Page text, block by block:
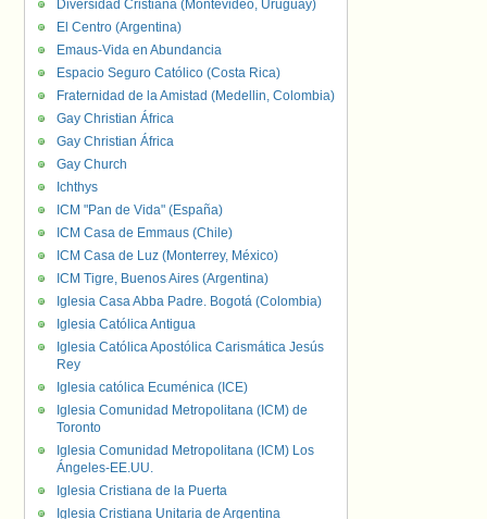
Diversidad Cristiana (Montevideo, Uruguay)
El Centro (Argentina)
Emaus-Vida en Abundancia
Espacio Seguro Católico (Costa Rica)
Fraternidad de la Amistad (Medellin, Colombia)
Gay Christian África
Gay Christian África
Gay Church
Ichthys
ICM "Pan de Vida" (España)
ICM Casa de Emmaus (Chile)
ICM Casa de Luz (Monterrey, México)
ICM Tigre, Buenos Aires (Argentina)
Iglesia Casa Abba Padre. Bogotá (Colombia)
Iglesia Católica Antigua
Iglesia Católica Apostólica Carismática Jesús
Rey
Iglesia católica Ecuménica (ICE)
Iglesia Comunidad Metropolitana (ICM) de
Toronto
Iglesia Comunidad Metropolitana (ICM) Los
Ángeles-EE.UU.
Iglesia Cristiana de la Puerta
Iglesia Cristiana Unitaria de Argentina